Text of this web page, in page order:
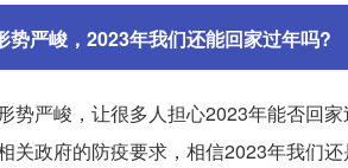
势严峻，2023年我们还能回家过年吗?
势严峻，让很多人担心2023年能否回
关政府的防疫要求，相信2023年我们